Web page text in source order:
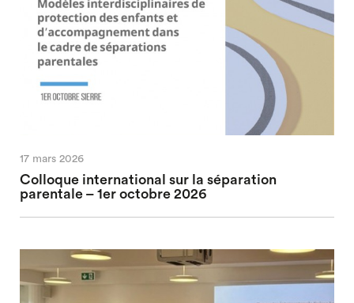
17 mars 2026
Colloque international sur la séparation
parentale – 1er octobre 2026